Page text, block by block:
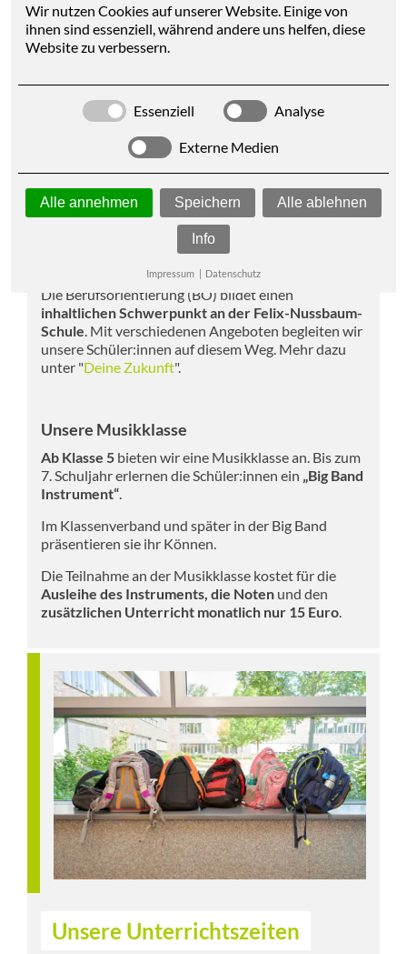
Wert darauf, ihre Sozialkompetenz zu stärken. Die
Schüler:innen wachsen in einer pluralen
Gesellschaft auf, die von der Individualität und der
weiterentwickelt.
An unserer Schule steht neben den kognitiven
sich entsprechend in der Gesellschaft zu verhalten
Die berufliche Orientierung
Die Berufsorientierung (BO) bildet einen
inhaltlichen Schwerpunkt an der Felix-Nussbaum-
Schule. Mit verschiedenen Angeboten begleiten wir
unsere Schüler:innen auf diesem Weg. Mehr dazu
unter "Deine Zukunft".
Unsere Musikklasse
Ab Klasse 5 bieten wir eine Musikklasse an. Bis zum
7. Schuljahr erlernen die Schüler:innen ein „Big Band
Instrument“.
Im Klassenverband und später in der Big Band
präsentieren sie ihr Können.
Die Teilnahme an der Musikklasse kostet für die
Ausleihe des Instruments, die Noten und den
zusätzlichen Unterricht monatlich nur 15 Euro.
Unsere Unterrichtszeiten
Wir nutzen Cookies auf unserer Website. Einige von
ihnen sind essenziell, während andere uns helfen, diese
Website zu verbessern.
Essenziell Analyse
Externe Medien
Alle annehmen Speichern Alle ablehnen
Info
Impressum | Datenschutz